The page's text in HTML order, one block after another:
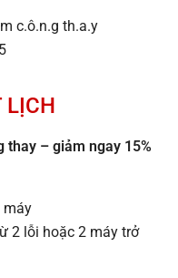
c.ô.n.g th.a.y
LỊCH
thay – giảm ngay 15%
máy
2 lỗi hoặc 2 máy trở